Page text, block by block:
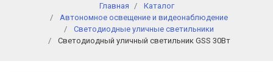
Главная
Каталог
Автономное освещение и видеонаблюдение
Светодиодные уличные светильники
Светодиодный уличный светильник GSS 30Вт